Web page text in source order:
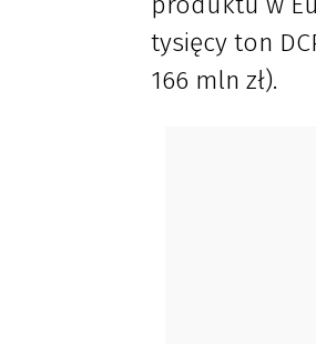
tysięcy ton
166 mln zł).